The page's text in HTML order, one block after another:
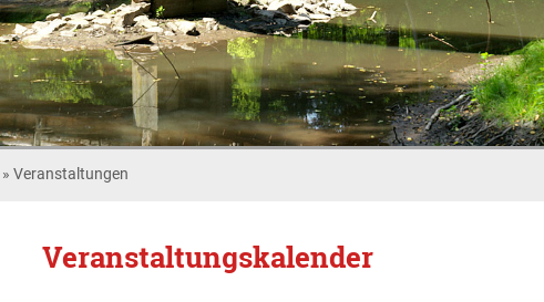
» Veranstaltungen
Veranstaltungskalender